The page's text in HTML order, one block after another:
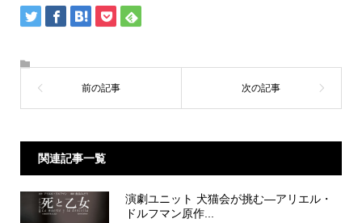
関連記事一覧
演劇ユニット 犬猫会が挑む―アリエル・
ドルフマン原作...